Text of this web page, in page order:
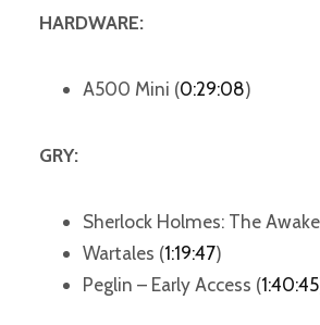
HARDWARE:
A500 Mini (0:29:08)
GRY:
Sherlock Holmes: The
Wartales (1:19:47)
Peglin – Early Access (1:40:45